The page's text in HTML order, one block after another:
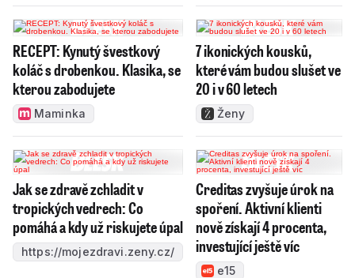
RECEPT: Kynutý švestkový
koláč s drobenkou. Klasika, se
kterou zabodujete
Maminka
7 ikonických kousků,
které vám budou slušet ve
20 i v 60 letech
Ženy
Jak se zdravě zchladit v
tropických vedrech: Co
pomáhá a kdy už riskujete úpal
https://mojezdravi.zeny.cz/
Creditas zvyšuje úrok na
spoření. Aktivní klienti
nově získají 4 procenta,
investující ještě víc
e15